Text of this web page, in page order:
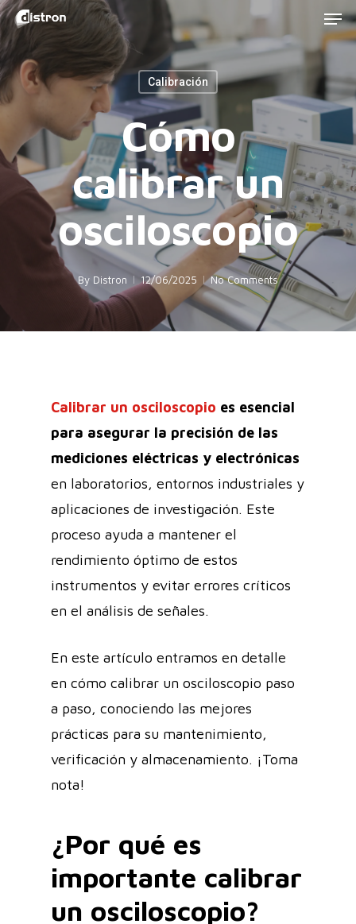
Skip
to
main
content
Calibración
Cómo
calibrar un
osciloscopio
By Distron 12/06/2025 No Comments
Calibrar un osciloscopio es esencial
para asegurar la precisión de las
mediciones eléctricas y electrónicas
en laboratorios, entornos industriales y
aplicaciones de investigación. Este
proceso ayuda a mantener el
rendimiento óptimo de estos
instrumentos y evitar errores críticos
en el análisis de señales.
En este artículo entramos en detalle
en cómo calibrar un osciloscopio paso
a paso, conociendo las mejores
prácticas para su mantenimiento,
verificación y almacenamiento. ¡Toma
nota!
¿Por qué es
importante calibrar
un osciloscopio?